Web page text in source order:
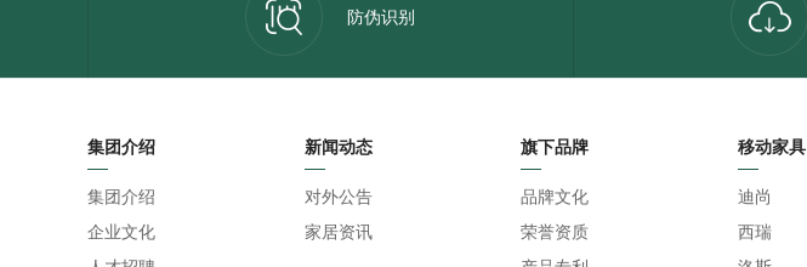
防伪识别
集团介绍
集团介绍
企业文化
新闻动态
对外公告
家居资讯
旗下品牌
品牌文化
荣誉资质
移动家具
迪尚
西瑞